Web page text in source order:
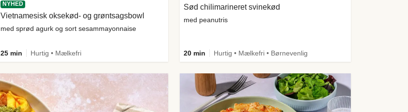
NYHED
Vietnamesisk oksekød- og grøntsagsbowl
med sprød agurk og sort sesammayonnaise
25 min Hurtig • Mælkefri
Sød chilimarineret svinekød
med peanutris
20 min Hurtig • Mælkefri • Børnevenlig